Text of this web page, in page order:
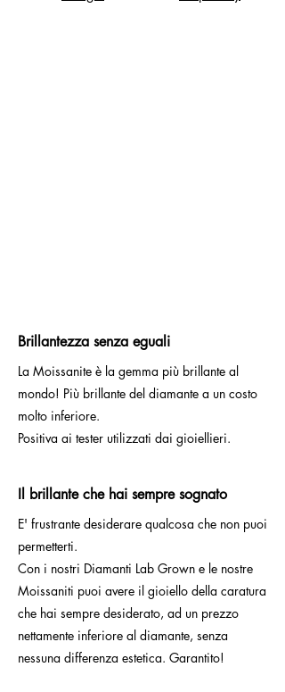
Brillantezza senza eguali
La Moissanite è la gemma più brillante al
mondo! Più brillante del diamante a un costo
molto inferiore.
Positiva ai tester utilizzati dai gioiellieri.
Il brillante che hai sempre sognato
E' frustrante desiderare qualcosa che non puoi
permetterti.
Con i nostri Diamanti Lab Grown e le nostre
Moissaniti puoi avere il gioiello della caratura
che hai sempre desiderato, ad un prezzo
nettamente inferiore al diamante, senza
nessuna differenza estetica. Garantito!